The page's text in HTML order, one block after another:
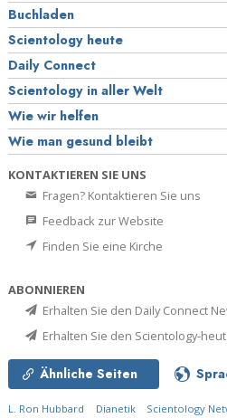
Buchladen
Scientology heute
Daily Connect
Scientology in aller Welt
Wie wir helfen
Wie man gesund bleibt
KONTAKTIEREN SIE UNS
Fragen? Kontaktieren Sie uns
Feedback zur Website
Finden Sie eine Kirche
ABONNIEREN
Erhalten Sie den Daily Connect
Erhalten Sie den Scientology-
Ähnliche Seiten
L. Ron Hubbard Dianetik Scientology